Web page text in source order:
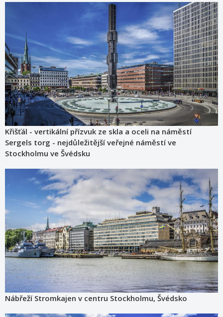
Křišťál - vertikální přízvuk ze skla a oceli na náměstí
Sergels torg - nejdůležitější veřejné náměstí ve
Stockholmu ve Švédsku
Nábřeží Stromkajen v centru Stockholmu, Švédsko